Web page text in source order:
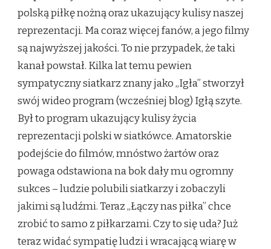
polską piłkę nożną oraz ukazujący kulisy naszej
reprezentacji. Ma coraz więcej fanów, a jego filmy
są najwyższej jakości. To nie przypadek, że taki
kanał powstał. Kilka lat temu pewien
sympatyczny siatkarz znany jako „Igła” stworzył
swój wideo program (wcześniej blog) Igłą szyte.
Był to program ukazujący kulisy życia
reprezentacji polski w siatkówce. Amatorskie
podejście do filmów, mnóstwo żartów oraz
powaga odstawiona na bok dały mu ogromny
sukces – ludzie polubili siatkarzy i zobaczyli
jakimi są ludźmi. Teraz „Łączy nas piłka” chce
zrobić to samo z piłkarzami. Czy to się uda? Już
teraz widać sympatię ludzi i wracającą wiarę w